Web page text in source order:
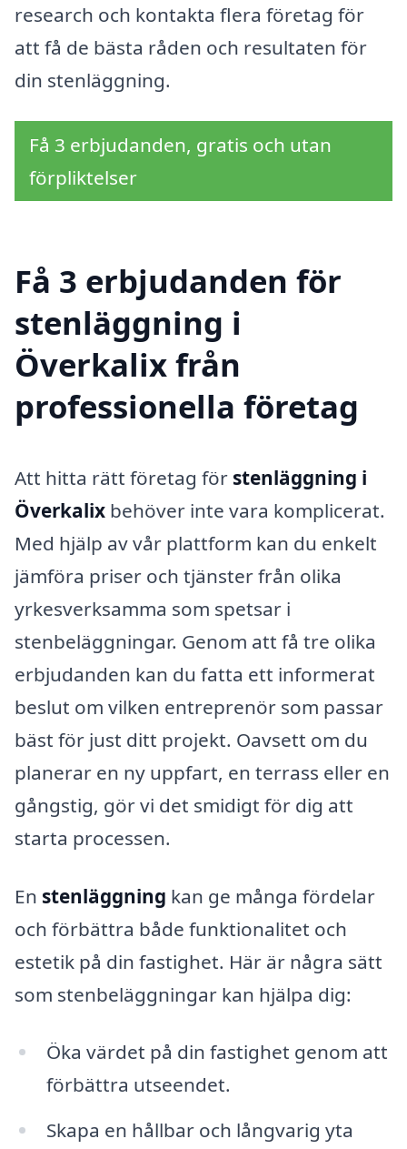
research och kontakta flera företag för
att få de bästa råden och resultaten för
din stenläggning.
Få 3 erbjudanden, gratis och utan
förpliktelser
Få 3 erbjudanden för
stenläggning i
Överkalix från
professionella företag
Att hitta rätt företag för stenläggning i
Överkalix behöver inte vara komplicerat.
Med hjälp av vår plattform kan du enkelt
jämföra priser och tjänster från olika
yrkesverksamma som spetsar i
stenbeläggningar. Genom att få tre olika
erbjudanden kan du fatta ett informerat
beslut om vilken entreprenör som passar
bäst för just ditt projekt. Oavsett om du
planerar en ny uppfart, en terrass eller en
gångstig, gör vi det smidigt för dig att
starta processen.
En stenläggning kan ge många fördelar
och förbättra både funktionalitet och
estetik på din fastighet. Här är några sätt
som stenbeläggningar kan hjälpa dig:
Öka värdet på din fastighet genom att
förbättra utseendet.
Skapa en hållbar och långvarig yta